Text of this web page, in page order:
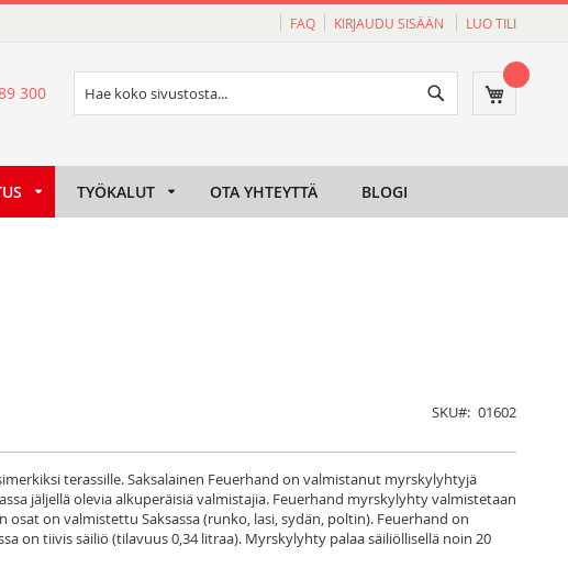
FAQ KIRJAUDU SISÄÄN LUO TILI
Ostoskori
Haku
300
TYÖKALUT OTA YHTEYTTÄ BLOGI
SKU 01602
terassille. Saksalainen Feuerhand on valmistanut myrskylyhtyjä
jäljellä olevia alkuperäisiä valmistajia. Feuerhand myrskylyhty valmistetaan
osat on valmistettu Saksassa (runko, lasi, sydän, poltin). Feuerhand on
on tiivis säiliö (tilavuus 0,34 litraa). Myrskylyhty palaa säiliöllisellä noin 20